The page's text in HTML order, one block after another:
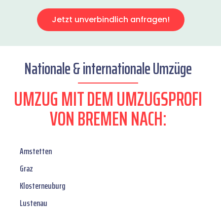
Jetzt unverbindlich anfragen!
Nationale & internationale Umzüge
UMZUG MIT DEM UMZUGSPROFI
VON BREMEN NACH:
Amstetten
Graz
Klosterneuburg
Lustenau